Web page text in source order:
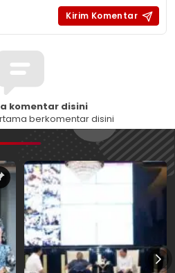
komentar disini
berkomentar disini